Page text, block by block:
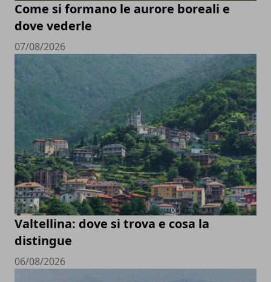
Come si formano le aurore boreali e
dove vederle
07/08/2026
Valtellina: dove si trova e cosa la
distingue
06/08/2026